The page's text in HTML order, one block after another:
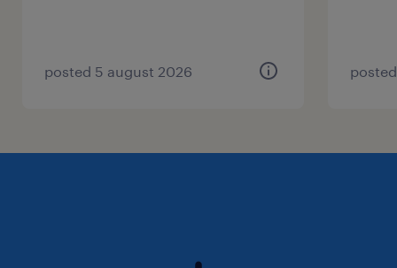
posted 5 august 2026